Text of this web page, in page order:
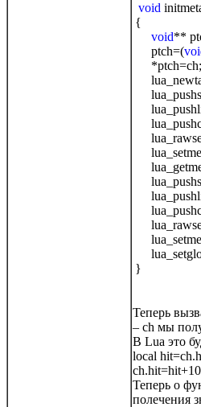
void
{
void**
ptch=(
*ptch=ch;
}
Теперь
– ch мы
В Lua это
local
Теперь о
полечения